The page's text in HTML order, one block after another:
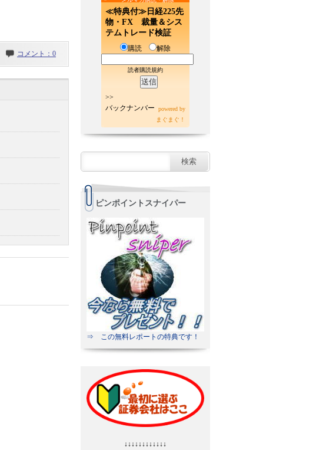
コメント：0
≪特典付≫日経225先
物・FX 裁量＆シス
テムトレード検証
購読 解除
読者購読規約
>>
バックナンバー
powered by
まぐまぐ！
ピンポイントスナイパー
⇒ この無料レポートの特典です！
↓↓↓↓↓↓↓↓↓↓↓↓